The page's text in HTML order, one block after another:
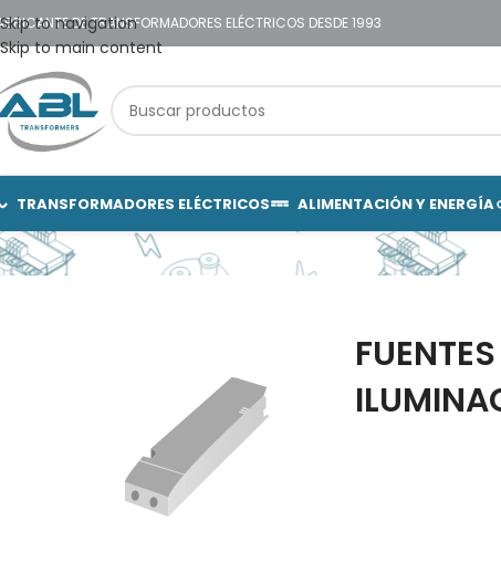
Skip to navigation
Skip to main content
DE TRANSFORMADORES ELÉCTRICOS DESDE 1993
TRANSFORMADORES ELÉCTRICOS ALIMENTACIÓN Y ENERGÍA